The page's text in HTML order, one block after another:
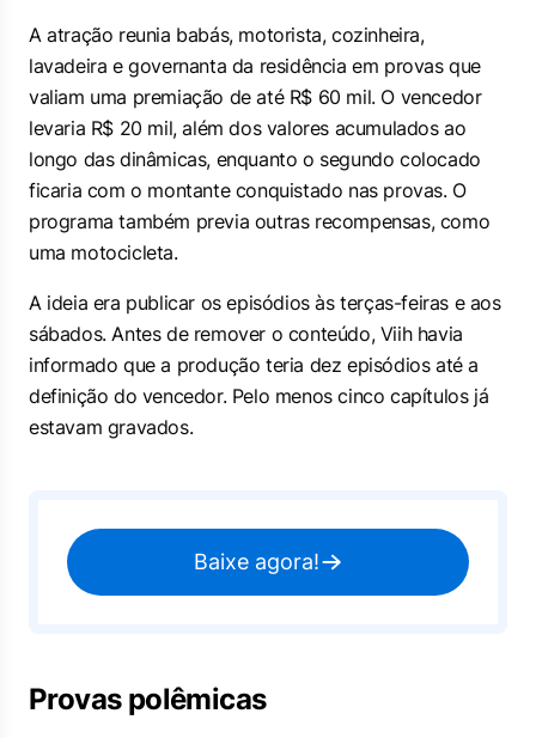
A atração reunia babás, motorista, cozinheira,
lavadeira e governanta da residência em provas que
valiam uma premiação de até R$ 60 mil. O vencedor
levaria R$ 20 mil, além dos valores acumulados ao
longo das dinâmicas, enquanto o segundo colocado
ficaria com o montante conquistado nas provas. O
programa também previa outras recompensas, como
uma motocicleta.
A ideia era publicar os episódios às terças-feiras e aos
sábados. Antes de remover o conteúdo, Viih havia
informado que a produção teria dez episódios até a
definição do vencedor. Pelo menos cinco capítulos já
estavam gravados.
Baixe agora!
Provas polêmicas